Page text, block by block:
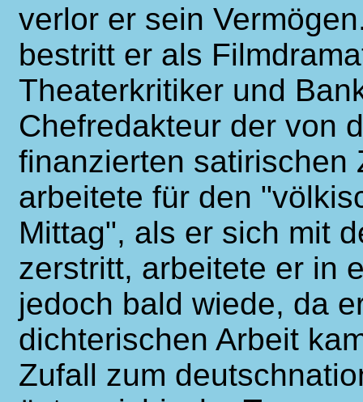
verlor er sein
bestritt er als
Theaterkritiker und
Chefredakteur der von
finanzierten satirischen
arbeitete für den
Mittag", als er sich mit
zerstritt, arbeitete er in
jedoch bald wiede, da
dichterischen Arbeit
Zufall zum